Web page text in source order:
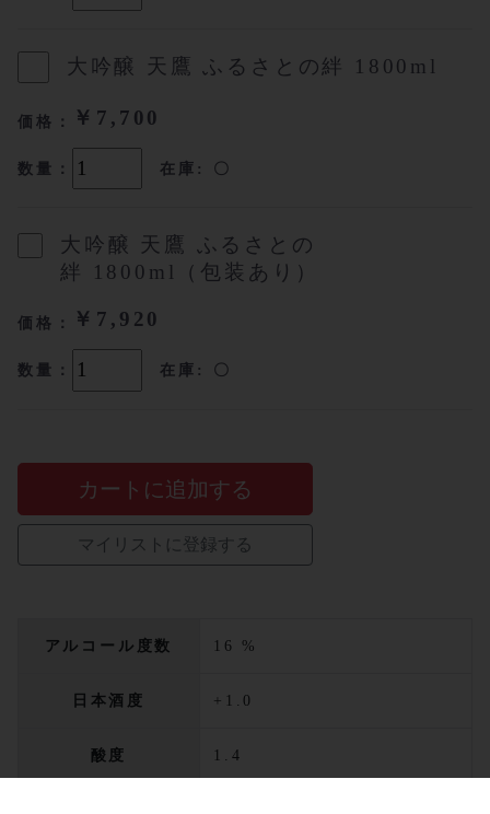
大吟醸 天鷹 ふるさとの絆 1800ml
価格： ￥7,700
数量： 在庫: 〇
大吟醸 天鷹 ふるさとの
絆 1800ml（包装あり）
価格： ￥7,920
数量： 在庫: 〇
カートに追加する
マイリストに登録する
アルコール度数 16 %
日本酒度 +1.0
酸度 1.4